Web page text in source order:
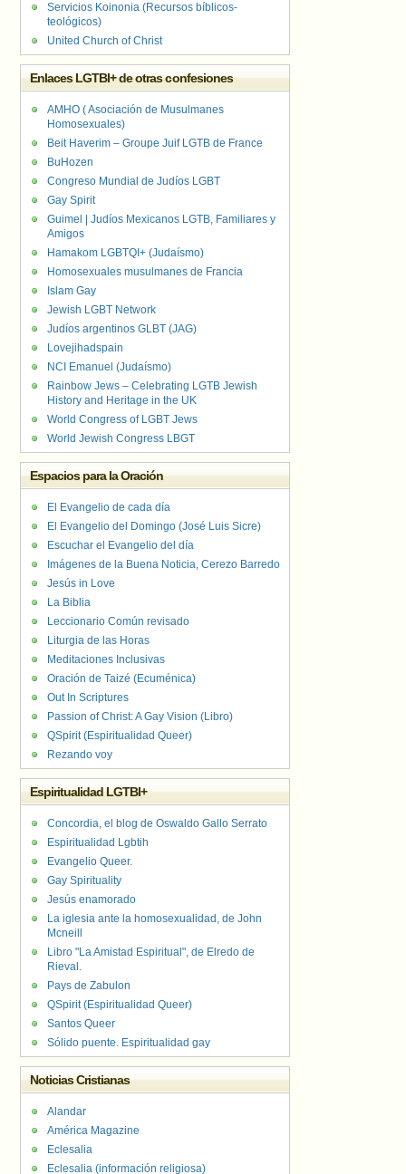
Servicios Koinonia (Recursos bíblicos-
teológicos)
United Church of Christ
Enlaces LGTBI+ de otras confesiones
AMHO ( Asociación de Musulmanes
Homosexuales)
Beit Haverim – Groupe Juif LGTB de France
BuHozen
Congreso Mundial de Judíos LGBT
Gay Spirit
Guimel | Judíos Mexicanos LGTB, Familiares y
Amigos
Hamakom LGBTQI+ (Judaísmo)
Homosexuales musulmanes de Francia
Islam Gay
Jewish LGBT Network
Judíos argentinos GLBT (JAG)
Lovejihadspain
NCI Emanuel (Judaísmo)
Rainbow Jews – Celebrating LGTB Jewish
History and Heritage in the UK
World Congress of LGBT Jews
World Jewish Congress LBGT
Espacios para la Oración
El Evangelio de cada día
El Evangelio del Domingo (José Luis Sicre)
Escuchar el Evangelio del día
Imágenes de la Buena Noticia, Cerezo Barredo
Jesús in Love
La Biblia
Leccionario Común revisado
Liturgia de las Horas
Meditaciones Inclusivas
Oración de Taizé (Ecuménica)
Out In Scriptures
Passion of Christ: A Gay Vision (Libro)
QSpirit (Espiritualidad Queer)
Rezando voy
Espiritualidad LGTBI+
Concordia, el blog de Oswaldo Gallo Serrato
Espiritualidad Lgbtih
Evangelio Queer.
Gay Spirituality
Jesús enamorado
La iglesia ante la homosexualidad, de John
Mcneill
Libro "La Amistad Espiritual", de Elredo de
Rieval.
Pays de Zabulon
QSpirit (Espiritualidad Queer)
Santos Queer
Sólido puente. Espiritualidad gay
Noticias Cristianas
Alandar
América Magazine
Eclesalia
Eclesalia (información religiosa)